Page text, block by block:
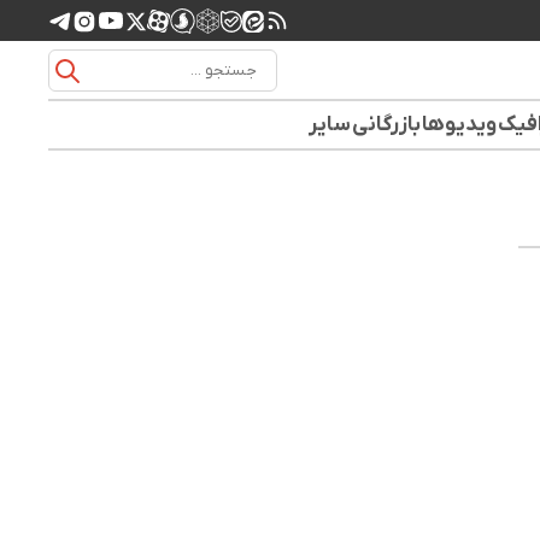
ویدیوهابازرگانیسایر